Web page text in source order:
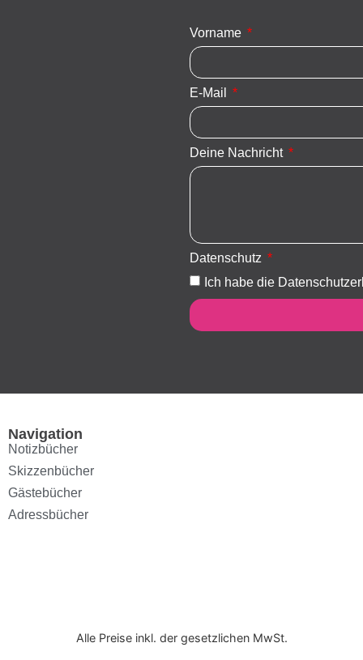
Vorname
E-Mail
Deine Nachricht
Datenschutz
Ich habe die
Navigation
Notizbücher
Skizzenbücher
Gästebücher
Adressbücher
Alle Preise inkl. der gesetzlichen MwSt.